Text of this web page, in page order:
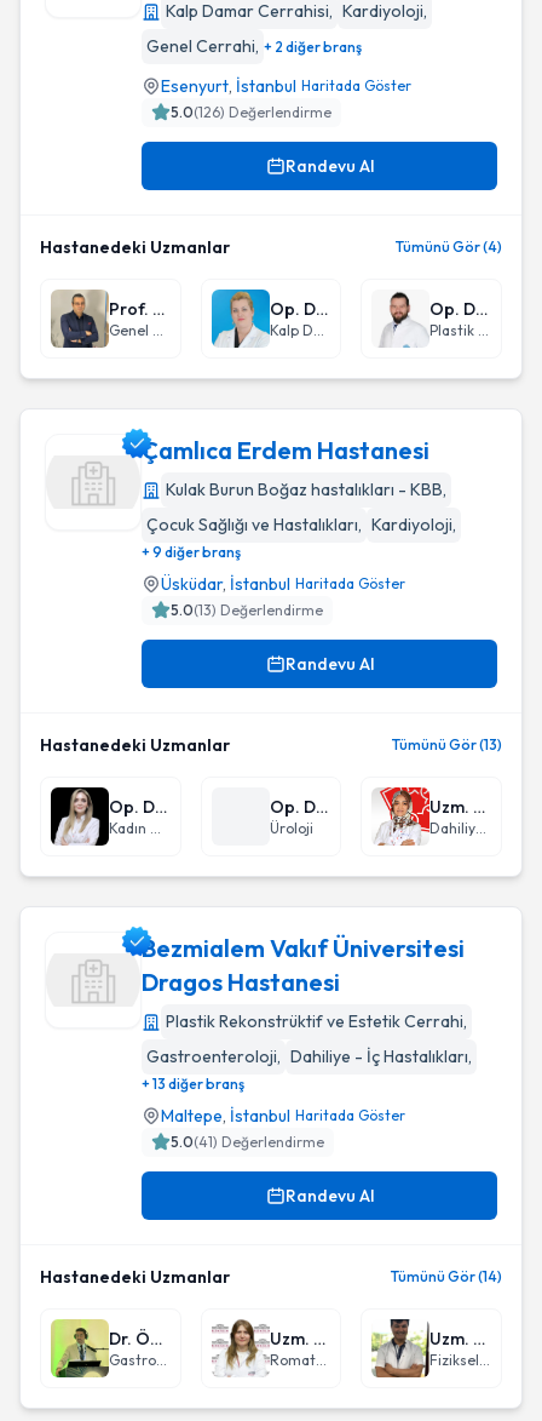
Kalp Damar Cerrahisi, Kardiyoloji,
Genel Cerrahi, + 2 diğer branş
Esenyurt, İstanbul Haritada Göster
5.0(126) Değerlendirme
Randevu Al
Hastanedeki Uzmanlar Tümünü Gör (4)
Prof. Dr. Ümit Koç
Genel Cerrahi
Op. Dr. Natalya Avincan
Kalp Damar Cerrahisi
Op. Dr. Mehmet Emre Yeğin
Plastik Rekonstrüktif ve Estetik Cerrahi
Çamlıca Erdem Hastanesi
Çamlıca Erdem Hastanesi
Kulak Burun Boğaz hastalıkları - KBB,
Çocuk Sağlığı ve Hastalıkları, Kardiyoloji,
+ 9 diğer branş
Üsküdar, İstanbul Haritada Göster
5.0(13) Değerlendirme
Randevu Al
Hastanedeki Uzmanlar Tümünü Gör (13)
Op. Dr. Vefa Yılmazer
Kadın Hastalıkları ve Doğum
Op. Dr. Mehmet Kürşad Pekdemir
Üroloji
Uzm. Dr. Nazan Çukadar
Dahiliye - İç Hastalıkları
Bezmialem Vakıf Üniversitesi Dragos Hastanesi
Bezmialem Vakıf Üniversitesi
Dragos Hastanesi
Plastik Rekonstrüktif ve Estetik Cerrahi,
Gastroenteroloji, Dahiliye - İç Hastalıkları,
+ 13 diğer branş
Maltepe, İstanbul Haritada Göster
5.0(41) Değerlendirme
Randevu Al
Hastanedeki Uzmanlar Tümünü Gör (14)
Dr. Öğr. Üyesi Sercan Kiremitçi
Gastroenteroloji
Uzm. Dr. Feyza Ak
Romatoloji
Uzm. Dr. Bayram Bayiş
Fiziksel Tıp ve Rehabilitasyon